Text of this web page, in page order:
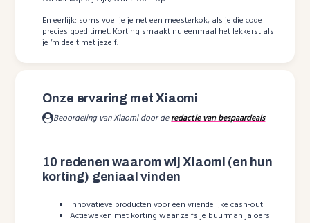
En eerlijk: soms voel je je net een meesterkok, als je die code
precies goed timet. Korting smaakt nu eenmaal het lekkerst als
je ‘m deelt met jezelf.
Onze ervaring met Xiaomi
Beoordeling van Xiaomi door deredactie van bespaardeals
10 redenen waarom wij Xiaomi (en hun
korting) geniaal vinden
Innovatieve producten voor een vriendelijke cash-out
Actieweken met korting waar zelfs je buurman jaloers